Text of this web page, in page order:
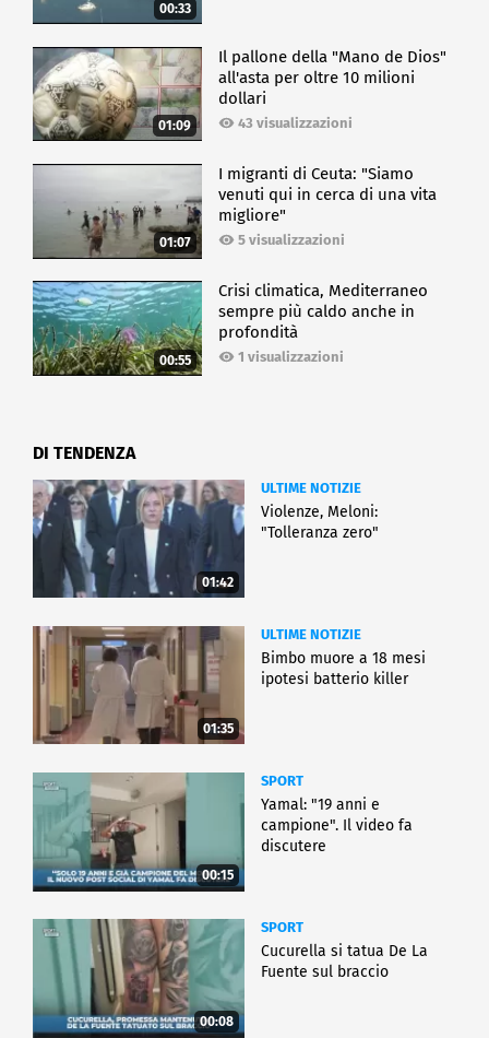
00:33
01:09
Il pallone della "Mano de Dios"
all'asta per oltre 10 milioni
dollari
43 visualizzazioni
01:07
I migranti di Ceuta: "Siamo
venuti qui in cerca di una vita
migliore"
5 visualizzazioni
00:55
Crisi climatica, Mediterraneo
sempre più caldo anche in
profondità
1 visualizzazioni
DI TENDENZA
01:42
ULTIME NOTIZIE
Violenze, Meloni:
"Tolleranza zero"
01:35
ULTIME NOTIZIE
Bimbo muore a 18 mesi
ipotesi batterio killer
00:15
SPORT
Yamal: "19 anni e
campione". Il video fa
discutere
00:08
SPORT
Cucurella si tatua De La
Fuente sul braccio